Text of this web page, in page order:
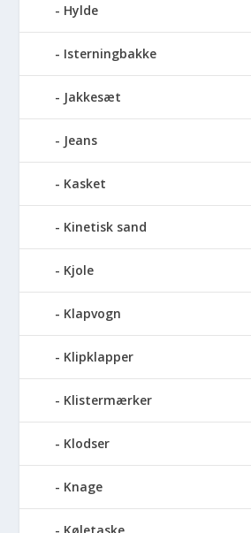
Hylde
Isterningbakke
Jakkesæt
Jeans
Kasket
Kinetisk sand
Kjole
Klapvogn
Klipklapper
Klistermærker
Klodser
Knage
Køletaske